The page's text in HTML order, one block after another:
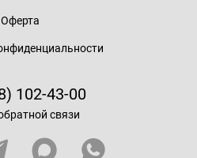
Оферта
102-43-00
связи